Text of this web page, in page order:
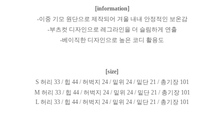
[information]
-이중 기모 원단으로 제작되어 겨울 내내 안정적인 보온감
-부츠컷 디자인으로 레그라인을 더 슬림하게 연출
-베이직한 디자인으로 높은 코디 활용도
[size]
S 허리 33 / 힙 44 / 허벅지 24 / 밑위 24 / 밑단 21 / 총기장 101
M 허리 33 / 힙 44 / 허벅지 24 / 밑위 24 / 밑단 21 / 총기장 101
L 허리 33 / 힙 44 / 허벅지 24 / 밑위 24 / 밑단 21 / 총기장 101